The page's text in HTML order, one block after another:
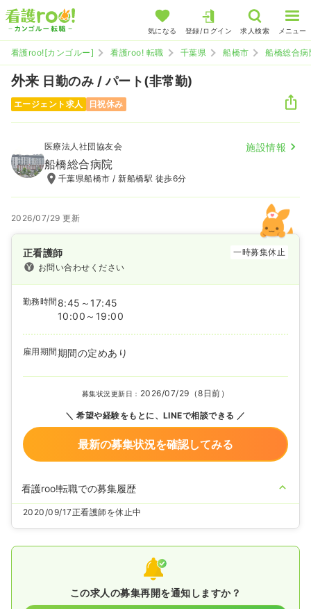
気になる 登録/ログイン 求人検索 メニュー
看護roo![カンゴルー] 看護roo! 転職 千葉県 船橋市 船橋総合病
外来 日勤のみ / パート(非常勤)
エージェント求人 日祝休み
医療法人社団協友会 施設情報
船橋総合病院
千葉県船橋市 / 新船橋駅 徒歩6分
2026/07/29 更新
正看護師
一時募集休止
お問い合わせください
勤務時間 8:45～17:45
10:00～19:00
雇用期間期間の定めあり
募集状況更新日： 2026/07/29（8日前）
希望や経験をもとに、LINEで相談できる
最新の募集状況を確認してみる
看護roo!転職での募集履歴
2020/09/17正看護師を休止中
この求人の募集再開を通知しますか？